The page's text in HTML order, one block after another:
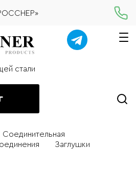
стали
Соединительная
Заглушки